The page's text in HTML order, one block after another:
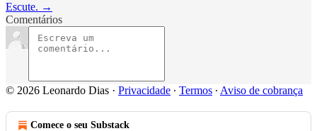
Escute. →
Comentários
© 2026 Leonardo Dias · Privacidade ∙ Termos ∙ Aviso de cobrança
Comece o seu Substack